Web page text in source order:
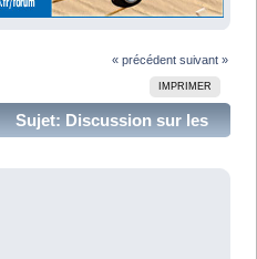
« précédent suivant »
IMPRIMER
Sujet: Discussion sur les
46621 fois)